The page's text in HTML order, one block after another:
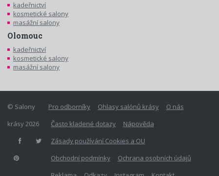
kadeřnictví
kosmetické salony
masážní salony
Olomouc
kadeřnictví
kosmetické salony
masážní salony
Pro odborníky Ohlasy salónů krásy
O nás
Často kladené dotazy
Nápověda
Zásady používání Cookies a OU
Obchodní podmínky
Ochrana osobních údajů
© Salony
krásy 2026